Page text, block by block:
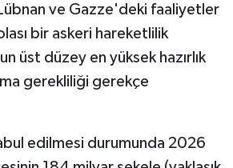
ve Gazze'deki faaliyetler
bir askeri hareketlilik
üst düzey en yüksek hazırlık
gerekliliği gerekçe
edilmesi durumunda 2026